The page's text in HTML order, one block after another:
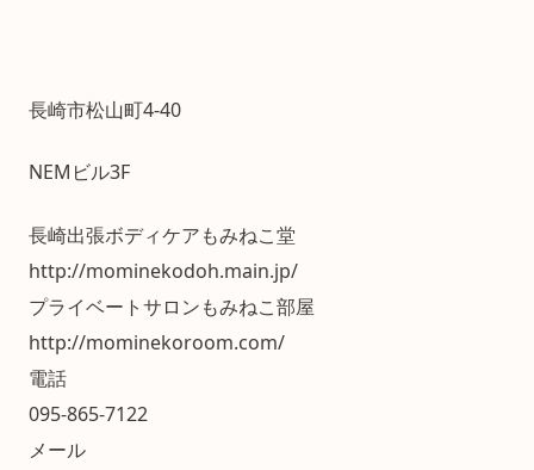
長崎市松山町4-40
NEMビル3F
長崎出張ボディケアもみねこ堂
http://mominekodoh.main.jp/
プライベートサロンもみねこ部屋
http://mominekoroom.com/
電話
095-865-7122
メール